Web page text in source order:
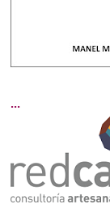
...